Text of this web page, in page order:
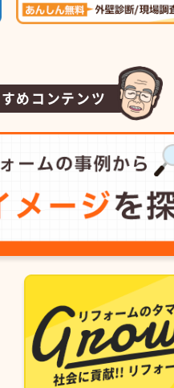
めコンテンツ